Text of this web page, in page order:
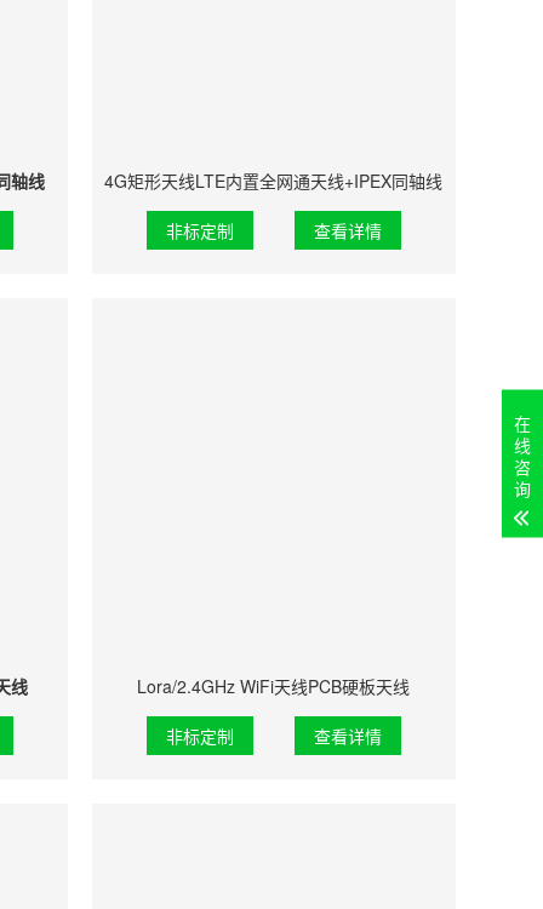
轴线 4G矩形天线LTE内置全网通天线+IPEX同轴线
非标定制 查看详情
线 Lora/2.4GHz WiFi天线PCB硬板天线
非标定制 查看详情
在
线
咨
询